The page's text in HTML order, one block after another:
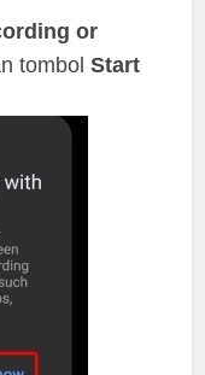
or
tombolStart